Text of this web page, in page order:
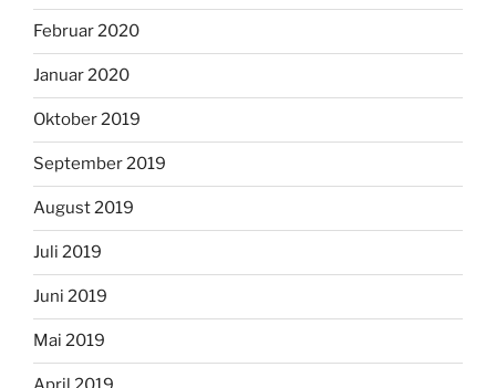
Februar 2020
Januar 2020
Oktober 2019
September 2019
August 2019
Juli 2019
Juni 2019
Mai 2019